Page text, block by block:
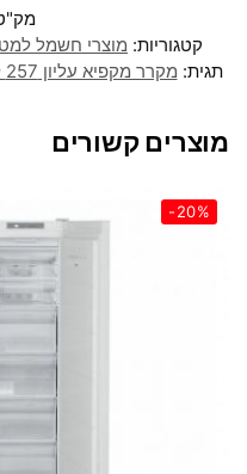
קטגוריות: מוצרי חשמל
תגית: מקרר ‏מקפיא עליון 257 ‏ליטר Lenco דגם LRE2801VWMB
מוצרים קשורים
-20%